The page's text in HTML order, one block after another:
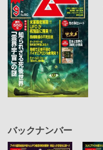
バックナンバー